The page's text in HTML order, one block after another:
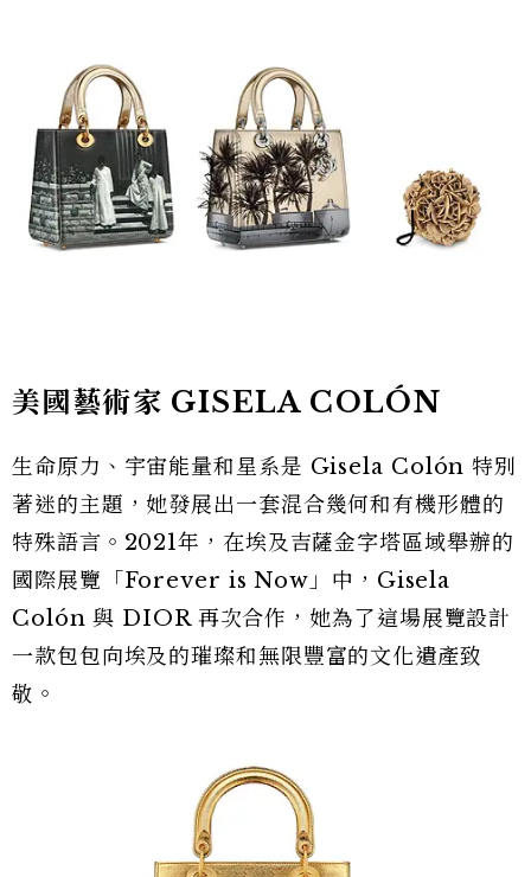
美國藝術家 GISELA COLÓN
生命原力、宇宙能量和星系是 Gisela Colón 特別
著迷的主題，她發展出一套混合幾何和有機形體的
特殊語言。2021年，在埃及吉薩金字塔區域舉辦的
國際展覽「Forever is Now」中，Gisela
Colón 與 DIOR 再次合作，她為了這場展覽設計
一款包包向埃及的璀璨和無限豐富的文化遺產致
敬。